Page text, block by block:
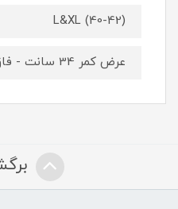
L&XL (40-42)
عرض کمر 34 سانت - فاق 23 سانت